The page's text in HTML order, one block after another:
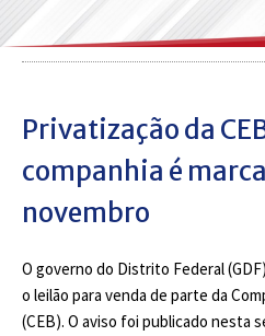
Privatização da
companhia é
novembro
O governo do Distrito Federal
o leilão para venda de parte da
(CEB). O aviso foi publicado nesta